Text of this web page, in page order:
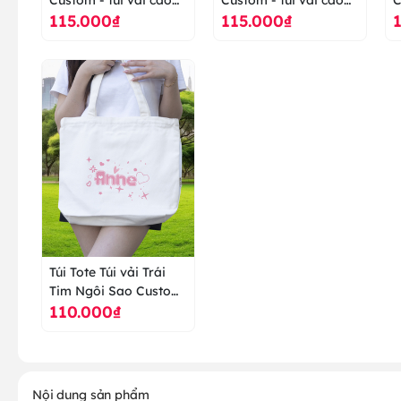
cấp ranus
115.000₫
cấp ranus
115.000₫
Túi Tote Túi vải Trái
Tim Ngôi Sao Custom
- túi vải cao cấp ranus
110.000₫
Nội dung sản phẩm